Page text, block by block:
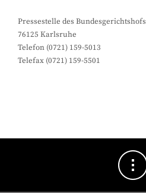
Pressestelle des Bundesgerichtshofs
76125 Karlsruhe
Telefon (0721) 159-5013
Telefax (0721) 159-5501